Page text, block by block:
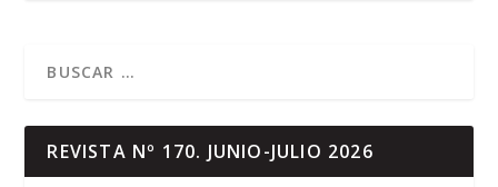
REVISTA Nº 170. JUNIO-JULIO 2026